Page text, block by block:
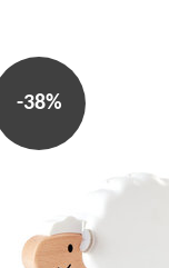
-38%